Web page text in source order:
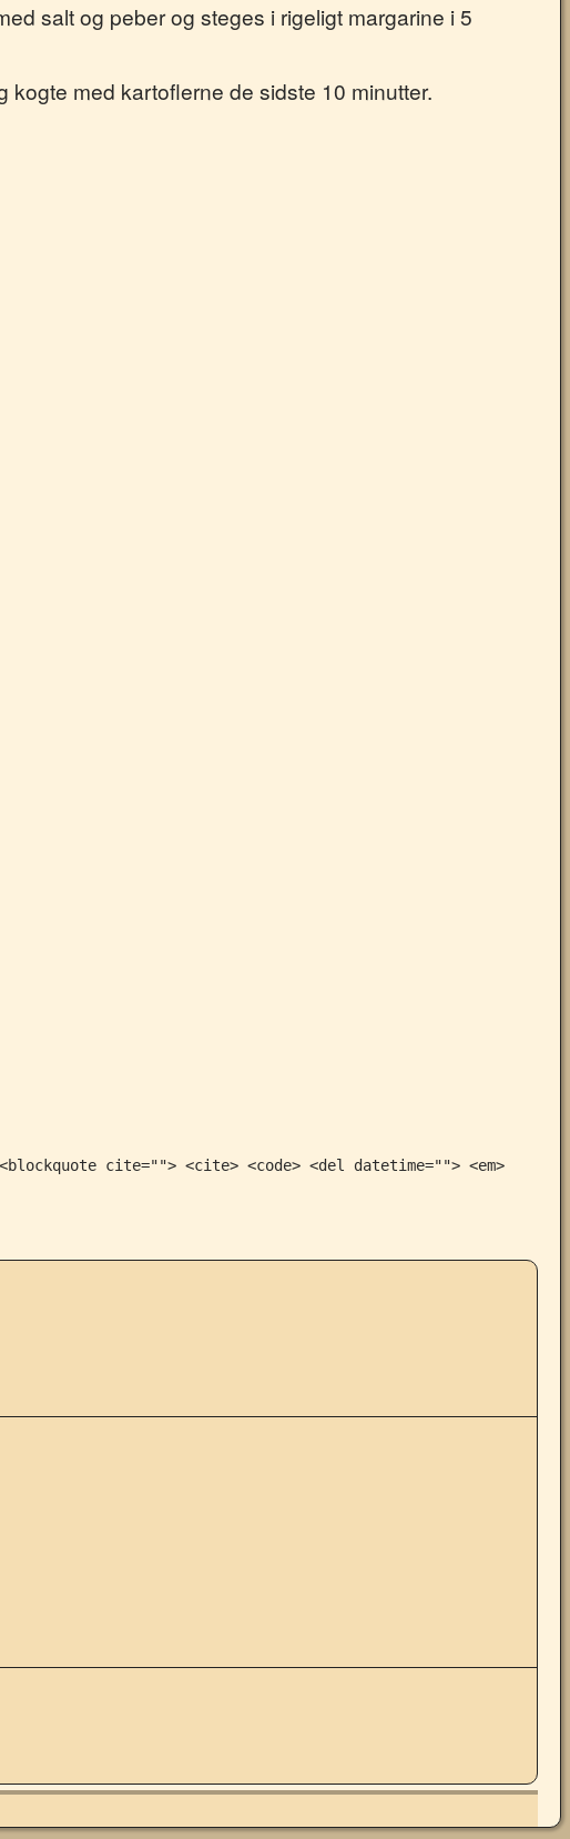
salt og peber og steges i rigeligt margarine i 5
kogte med kartoflerne de sidste 10 minutter.
cite=""> <cite> <code> <del datetime=""> <em>